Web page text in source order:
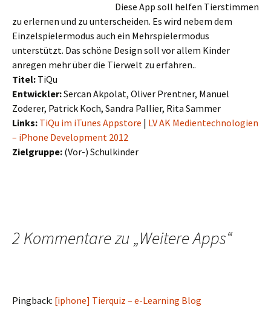
Diese App soll helfen Tierstimmen
zu erlernen und zu unterscheiden. Es wird nebem dem
Einzelspielermodus auch ein Mehrspielermodus
unterstützt. Das schöne Design soll vor allem Kinder
anregen mehr über die Tierwelt zu erfahren..
Titel: TiQu
Entwickler:Sercan Akpolat, Oliver Prentner, Manuel
Zoderer, Patrick Koch, Sandra Pallier, Rita Sammer
Links: TiQu im iTunes Appstore | LV AK Medientechnologien
– iPhone Development 2012
Zielgruppe: (Vor-) Schulkinder
2 Kommentare zu „Weitere Apps“
Pingback: [iphone] Tierquiz – e-Learning Blog